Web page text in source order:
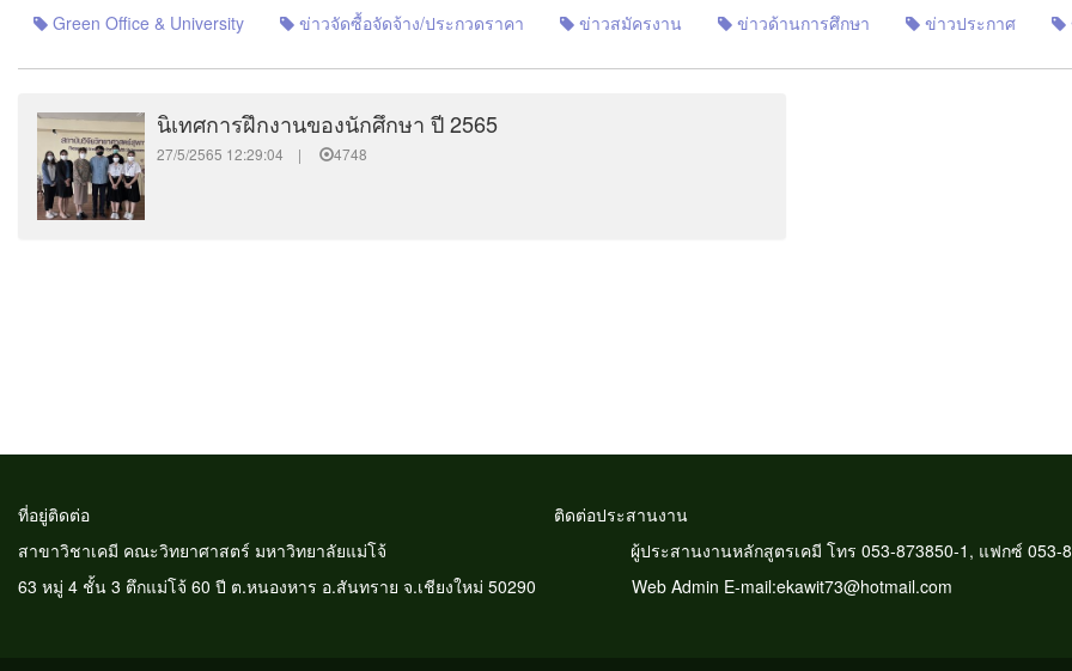
Green Office & University
ข่าวจัดซื้อจัดจ้าง/ประกวดราคา ข่าวสมัครงาน ข่าวด้านการศึกษา ข่าวประกาศ
นิเทศการฝึกงานของนักศึกษา ปี 2565
27/5/2565 12:29:04 | 4748
ที่อยู่ติดต่อ ติดต่อประสานงาน
สาขาวิชาเคมี คณะวิทยาศาสตร์ มหาวิทยาลัยแม่โจ้ ผู้ประสานงานหลักสูตรเคมี โทร 053-873850-1, แฟกซ์ 053-
63 หมู่ 4 ชั้น 3 ตึกแม่โจ้ 60 ปี ต.หนองหาร อ.สันทราย จ.เชียงใหม่ 50290 Web Admin E-mail:ekawit73@hotmail.com